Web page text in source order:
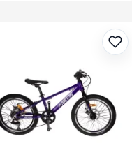
favorite